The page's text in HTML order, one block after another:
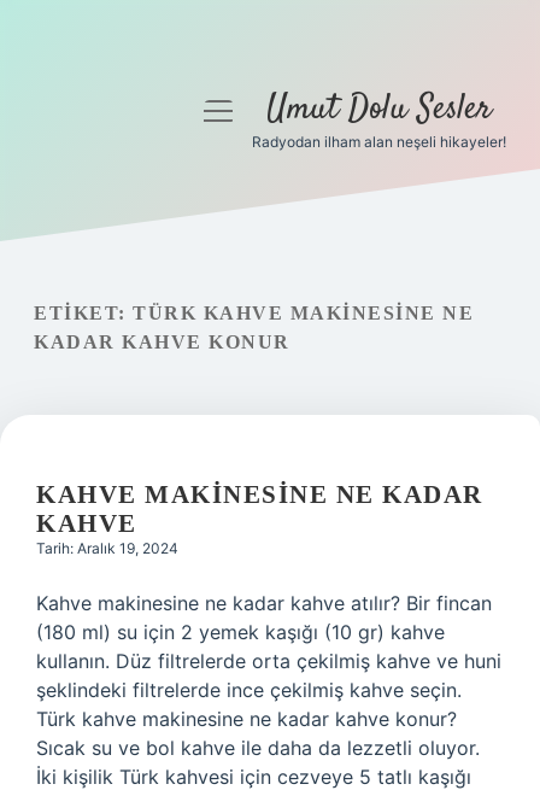
Gizlilik Politikası
Hakkımızda
menüyüUmut Dolu Sesler
Radyodan ilham alan neşeli hikayeler!
ETIKET: TÜRK KAHVE MAKINESINE NE
KADAR KAHVE KONUR
KAHVE MAKINESINE NE KADAR
KAHVE
Tarih: Aralık 19, 2024
Kahve makinesine ne kadar kahve atılır? Bir fincan
(180 ml) su için 2 yemek kaşığı (10 gr) kahve
kullanın. Düz filtrelerde orta çekilmiş kahve ve huni
şeklindeki filtrelerde ince çekilmiş kahve seçin.
Türk kahve makinesine ne kadar kahve konur?
Sıcak su ve bol kahve ile daha da lezzetli oluyor.
İki kişilik Türk kahvesi için cezveye 5 tatlı kaşığı